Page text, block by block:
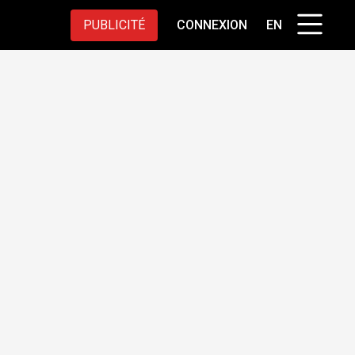
PUBLICITÉ CONNEXION EN